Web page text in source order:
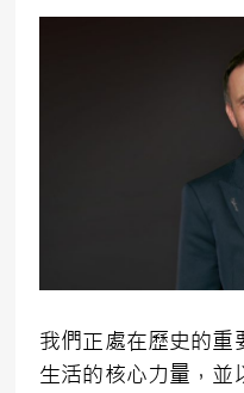
我們正處在歷史的重
生活的核心力量，並